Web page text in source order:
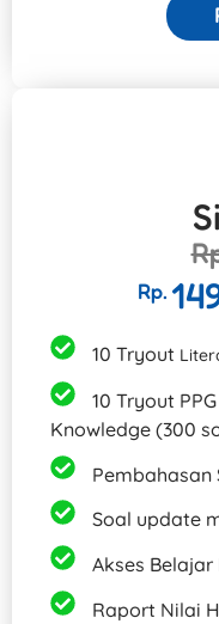
Rp.
10 Tryout
10 Tryout
Knowledge (300
Pembahasan
Soal update​
Akses Belajar
Raport Nilai